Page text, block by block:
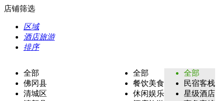
店铺筛选
区域
酒店旅游
排序
全部
佛冈县
清城区
全部
餐饮美食
休闲娱乐
全部
民宿客栈
星级酒店